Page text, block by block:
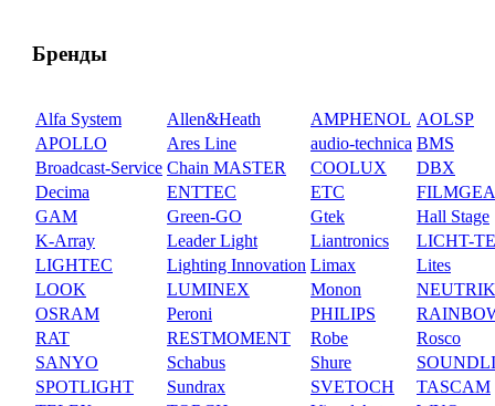
Бренды
Alfa System Allen&Heath AMPHENOL AOLSP
APOLLO
Ares Line audio-technica BMS
Broadcast-Service Chain MASTER COOLUX
DBX
Decima
ENTTEC ETC
GAM
Green-GO Gtek
Hall Stage
K-Array
Leader Light Liantronics
LICHT-
LIGHTEC
Lighting Innovation Limax
Lites
LOOK
LUMINEX Monon
NEUTRIK
OSRAM
Peroni PHILIPS
RAT
RESTMOMENT Robe
Rosco
SANYO
Schabus Shure
SPOTLIGHT
Sundrax SVETOCH
TASCAM